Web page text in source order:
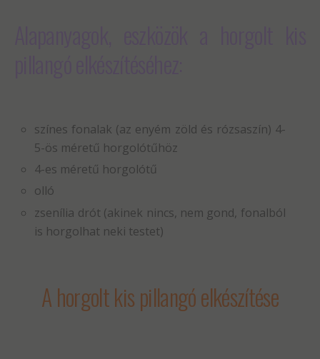
színes fonalak (az enyém zöld és rózsaszín) 4-
5-ös méretű horgolótűhöz
4-es méretű horgolótű
olló
zsenília drót (akinek nincs, nem gond, fonalból
is horgolhat neki testet)
A horgolt kis pillangó elkészítése